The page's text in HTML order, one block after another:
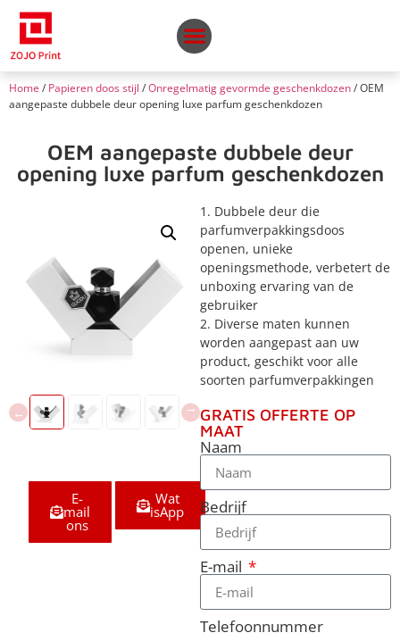
Home / Papieren doos stijl /Onregelmatig gevormde geschenkdozen/ OEM
aangepaste dubbele deur opening luxe parfum geschenkdozen
OEM aangepaste dubbele deur
opening luxe parfum geschenkdozen
E-
mail
ons
Wat
isApp
1. Dubbele deur die
parfumverpakkingsdoos
openen, unieke
openingsmethode, verbetert de
unboxing ervaring van de
gebruiker
2. Diverse maten kunnen
worden aangepast aan uw
product, geschikt voor alle
soorten parfumverpakkingen
GRATIS OFFERTE OP
MAAT
Naam
Bedrijf
E-mail
Telefoonnummer